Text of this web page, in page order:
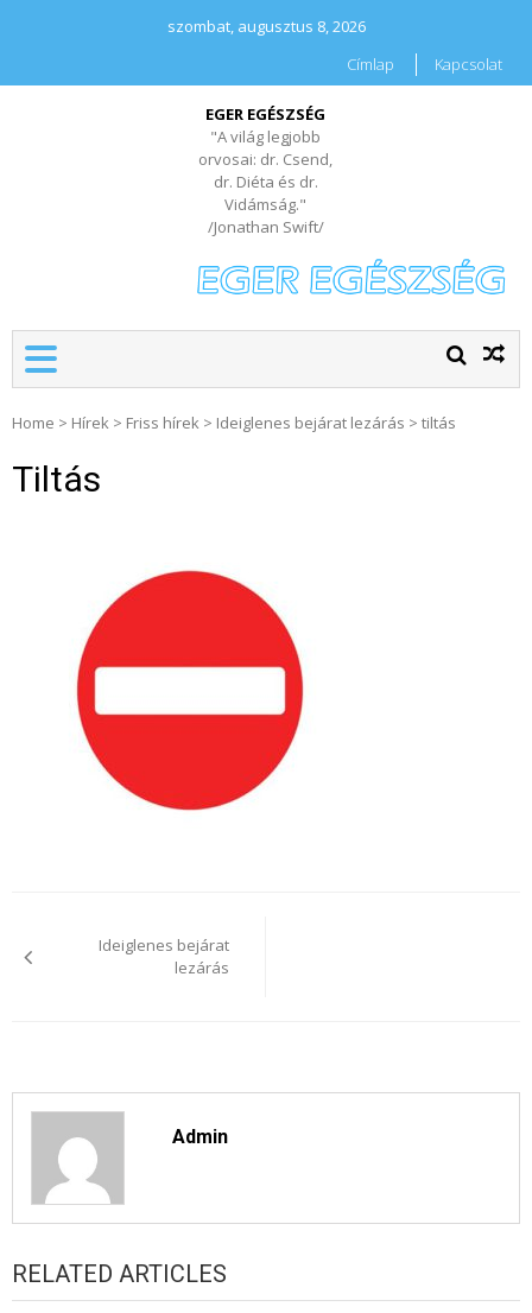
szombat, augusztus 8, 2026
Címlap
Kapcsolat
EGER EGÉSZSÉG
"A világ legjobb
orvosai: dr. Csend,
dr. Diéta és dr.
Vidámság."
/Jonathan Swift/
Home > Hírek > Friss hírek > Ideiglenes bejárat lezárás > tiltás
Tiltás
navigációIdeiglenes bejárat
lezárás
Admin
RELATED ARTICLES